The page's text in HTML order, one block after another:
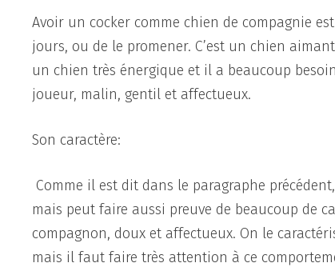
Avoir un cocker comme chien de compagnie
jours, ou de le promener. C’est un chien
un chien très énergique et il a beaucoup
joueur, malin, gentil et affectueux.
Son caractère:
Comme il est dit dans le paragraphe
mais peut faire aussi preuve de beaucoup de
compagnon, doux et affectueux. On le
mais il faut faire très attention à ce